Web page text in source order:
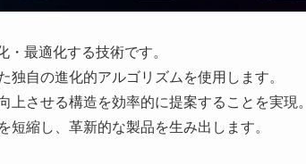
最適化する技術です。
自の進化的アルゴリズムを使用します。
させる構造を効率的に提案することを実現。
縮し、革新的な製品を生み出します。